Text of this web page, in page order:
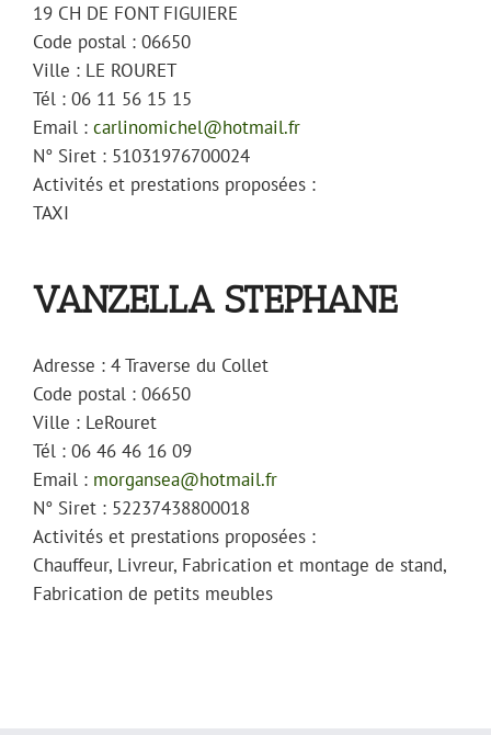
19 CH DE FONT FIGUIERE
Code postal : 06650
Ville : LE ROURET
Tél : 06 11 56 15 15
Email : carlinomichel@hotmail.fr
N° Siret : 51031976700024
Activités et prestations proposées :
TAXI
VANZELLA STEPHANE
Adresse : 4 Traverse du Collet
Code postal : 06650
Ville : LeRouret
Tél : 06 46 46 16 09
Email : morgansea@hotmail.fr
N° Siret : 52237438800018
Activités et prestations proposées :
Chauffeur, Livreur, Fabrication et montage de stand,
Fabrication de petits meubles